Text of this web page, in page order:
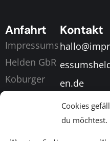
Cookies
du möchtest.
Anfahrt
Impressums
Helden GbR
Koburger
Kontakt
hallo@impr
en.de
+49 (0) 155
63049873